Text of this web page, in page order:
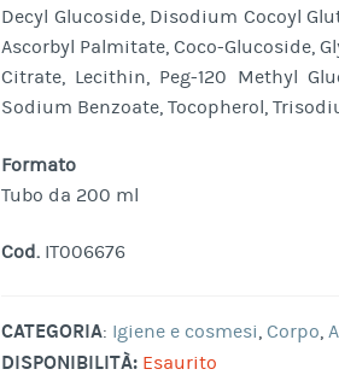
Decyl Glucoside, Disodium Cocoyl
Ascorbyl Palmitate, Coco-Glucoside,
Citrate, Lecithin, Peg-120 Methyl
Sodium Benzoate, Tocopherol,
Formato
Tubo da 200 ml
Cod.IT006676
CATEGORIA: Igiene e cosmesi, Corpo,
DISPONIBILITÀ: Esaurito